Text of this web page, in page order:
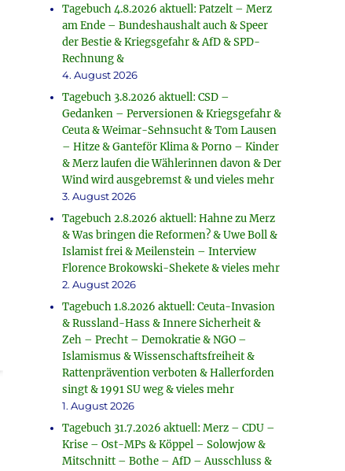
Tagebuch 4.8.2026 aktuell: Patzelt – Merz
am Ende – Bundeshaushalt auch & Speer
der Bestie & Kriegsgefahr & AfD & SPD-
Rechnung &
4. August 2026
Tagebuch 3.8.2026 aktuell: CSD –
Gedanken – Perversionen & Kriegsgefahr &
Ceuta & Weimar-Sehnsucht & Tom Lausen
– Hitze & Ganteför Klima & Porno – Kinder
& Merz laufen die Wählerinnen davon & Der
Wind wird ausgebremst & und vieles mehr
3. August 2026
Tagebuch 2.8.2026 aktuell: Hahne zu Merz
& Was bringen die Reformen? & Uwe Boll &
Islamist frei & Meilenstein – Interview
Florence Brokowski-Shekete & vieles mehr
2. August 2026
Tagebuch 1.8.2026 aktuell: Ceuta-Invasion
& Russland-Hass & Innere Sicherheit &
Zeh – Precht – Demokratie & NGO –
Islamismus & Wissenschaftsfreiheit &
Rattenprävention verboten & Hallerforden
singt & 1991 SU weg & vieles mehr
1. August 2026
Tagebuch 31.7.2026 aktuell: Merz – CDU –
Krise – Ost-MPs & Köppel – Solowjow &
Mitschnitt – Bothe – AfD – Ausschluss &